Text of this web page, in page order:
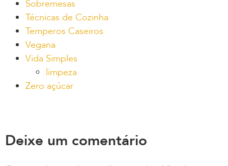
Sobremesas
Técnicas de Cozinha
Temperos Caseiros
Vegana
Vida Simples
limpeza
Zero açúcar
Deixe um comentário